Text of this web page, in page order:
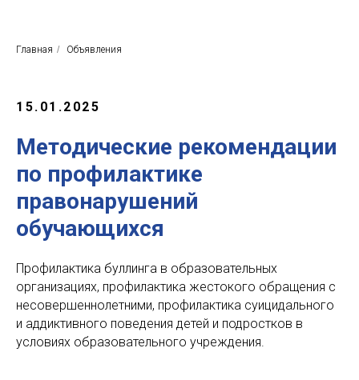
Главная / Объявления
15.01.2025
Методические рекомендации
по профилактике
правонарушений
обучающихся
Профилактика буллинга в образовательных
организациях, профилактика жестокого обращения с
несовершеннолетними, профилактика суицидального
и аддиктивного поведения детей и подростков в
условиях образовательного учреждения.